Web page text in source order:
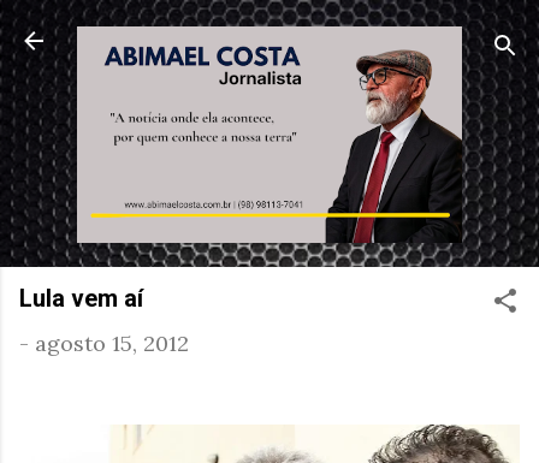
Pular para o conteúdo principal
Lula vem aí
- agosto 15, 2012